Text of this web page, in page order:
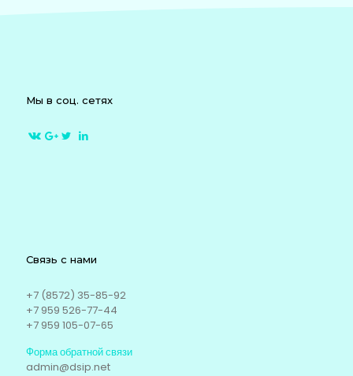
Мы в соц. сетях
Связь с нами
+7 (8572) 35-85-92
+7 959 526-77-44
+7 959 105-07-65
Форма обратной связи
admin@dsip.net